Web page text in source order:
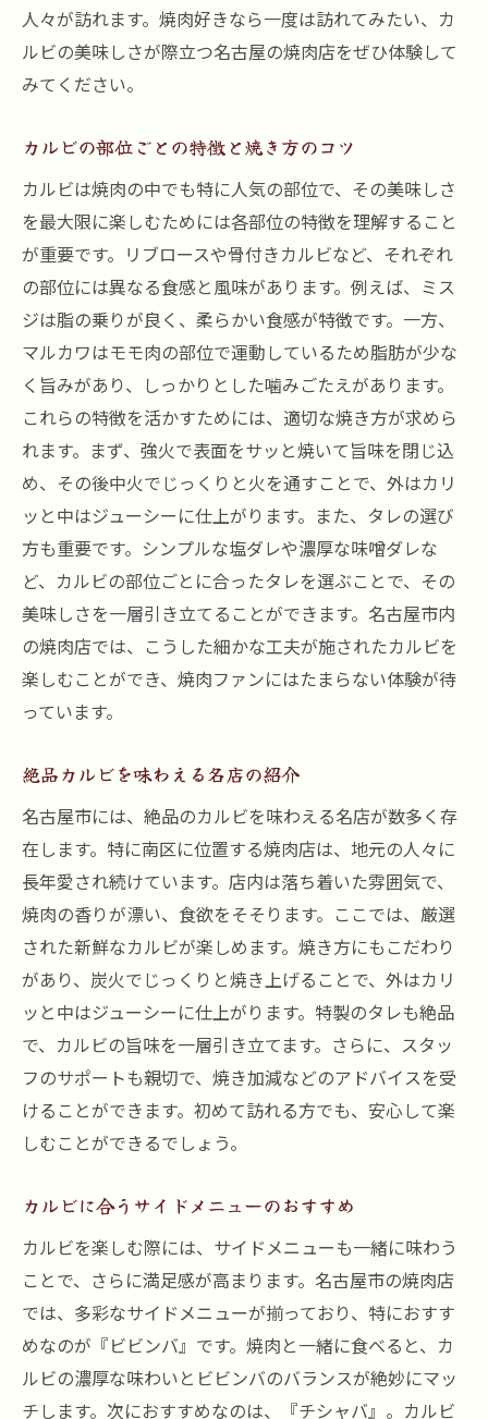
人々が訪れます。焼肉好きなら一度は訪れてみたい、カ
ルビの美味しさが際立つ名古屋の焼肉店をぜひ体験して
みてください。
カルビの部位ごとの特徴と焼き方のコツ
カルビは焼肉の中でも特に人気の部位で、その美味しさ
を最大限に楽しむためには各部位の特徴を理解すること
が重要です。リブロースや骨付きカルビなど、それぞれ
の部位には異なる食感と風味があります。例えば、ミス
ジは脂の乗りが良く、柔らかい食感が特徴です。一方、
マルカワはモモ肉の部位で運動しているため脂肪が少な
く旨みがあり、しっかりとした噛みごたえがあります。
これらの特徴を活かすためには、適切な焼き方が求めら
れます。まず、強火で表面をサッと焼いて旨味を閉じ込
め、その後中火でじっくりと火を通すことで、外はカリ
ッと中はジューシーに仕上がります。また、タレの選び
方も重要です。シンプルな塩ダレや濃厚な味噌ダレな
ど、カルビの部位ごとに合ったタレを選ぶことで、その
美味しさを一層引き立てることができます。名古屋市内
の焼肉店では、こうした細かな工夫が施されたカルビを
楽しむことができ、焼肉ファンにはたまらない体験が待
っています。
絶品カルビを味わえる名店の紹介
名古屋市には、絶品のカルビを味わえる名店が数多く存
在します。特に南区に位置する焼肉店は、地元の人々に
長年愛され続けています。店内は落ち着いた雰囲気で、
焼肉の香りが漂い、食欲をそそります。ここでは、厳選
された新鮮なカルビが楽しめます。焼き方にもこだわり
があり、炭火でじっくりと焼き上げることで、外はカリ
ッと中はジューシーに仕上がります。特製のタレも絶品
で、カルビの旨味を一層引き立てます。さらに、スタッ
フのサポートも親切で、焼き加減などのアドバイスを受
けることができます。初めて訪れる方でも、安心して楽
しむことができるでしょう。
カルビに合うサイドメニューのおすすめ
カルビを楽しむ際には、サイドメニューも一緒に味わう
ことで、さらに満足感が高まります。名古屋市の焼肉店
では、多彩なサイドメニューが揃っており、特におすす
めなのが『ビビンバ』です。焼肉と一緒に食べると、カ
ルビの濃厚な味わいとビビンバのバランスが絶妙にマッ
チします。次におすすめなのは、『チシャバ』。カルビ